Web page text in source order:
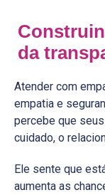
da
Atender com
empatia e
percebe que
cuidado, o
Ele sente que
aumenta as